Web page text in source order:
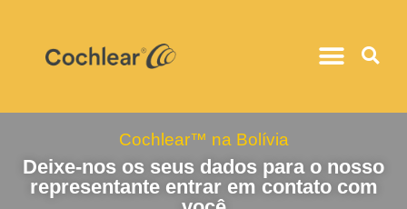
Cochlear™ na Bolívia
Deixe-nos os seus dados para o nosso
representante entrar em contato com